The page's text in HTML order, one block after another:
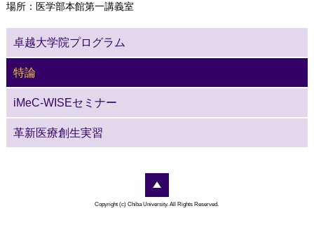
場所：医学部本館第一講義室
卓越大学院プログラム
特論
iMeC-WISEセミナー
革新医療創生実習
Copyright (c) Chiba University. All Rights Reserved.